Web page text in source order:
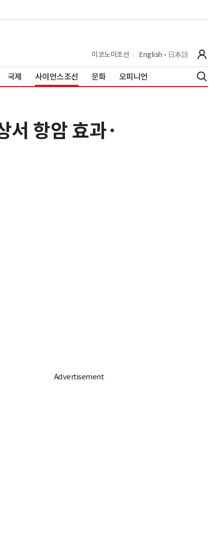
이코노미조선 English 日本語
국제 사이언스조선 문화 오피니언
서 항암 효과·